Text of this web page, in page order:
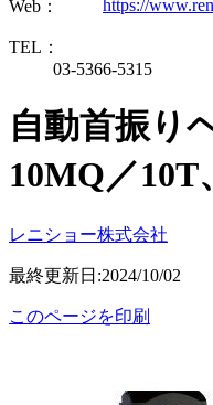
Web： https://
TEL：
03-5366-5315
自動首振り
10MQ／10T
レニショー株式会社
最終更新日:2024/10/02
このページを印刷